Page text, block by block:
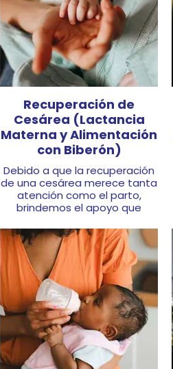
Recuperación de
Cesárea (Lactancia
Materna y Alimentación
con Biberón)
Debido a que la recuperación
de una cesárea merece tanta
atención como el parto,
brindemos el apoyo que
Sign Up Here